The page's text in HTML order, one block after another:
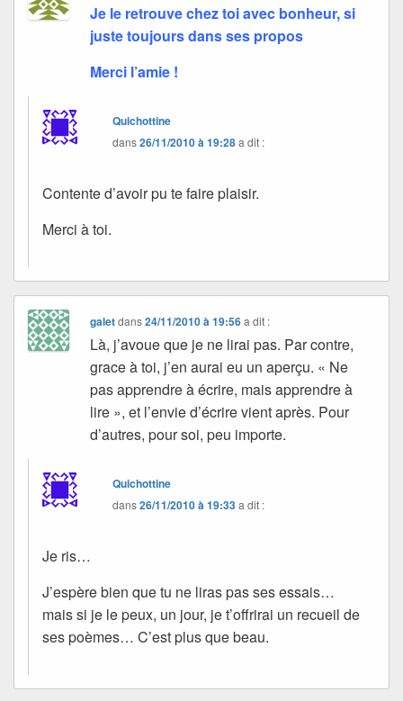
Je le retrouve chez toi avec bonheur, si
juste toujours dans ses propos
Merci l’amie !
Quichottine
dans26/11/2010 à 19:28a dit :
Contente d’avoir pu te faire plaisir.
Merci à toi.
galetdans24/11/2010 à 19:56 a dit :
Là, j’avoue que je ne lirai pas. Par contre,
grace à toi, j’en aurai eu un aperçu. « Ne
pas apprendre à écrire, mais apprendre à
lire », et l’envie d’écrire vient après. Pour
d’autres, pour soi, peu importe.
Quichottine
dans26/11/2010 à 19:33a dit :
Je ris…
J’espère bien que tu ne liras pas ses essais…
mais si je le peux, un jour, je t’offrirai un recueil de
ses poèmes… C’est plus que beau.